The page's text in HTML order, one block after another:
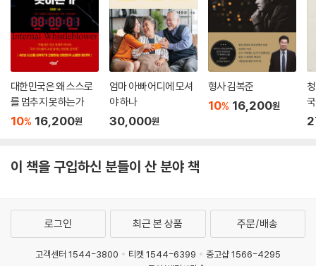
대한민국은 왜 스스로
를 멈추지 못하는가
10% 16,200원
엄마 아빠 어디에 모셔
야 하나
30,000원
형사 김복준
10% 16,200원
이 책을 구입하신 분들이 산 분야 책
로그인 최근 본 상품 주문/배송
고객센터 1544-3800 티켓 1544-6399
중고샵 1566-4295